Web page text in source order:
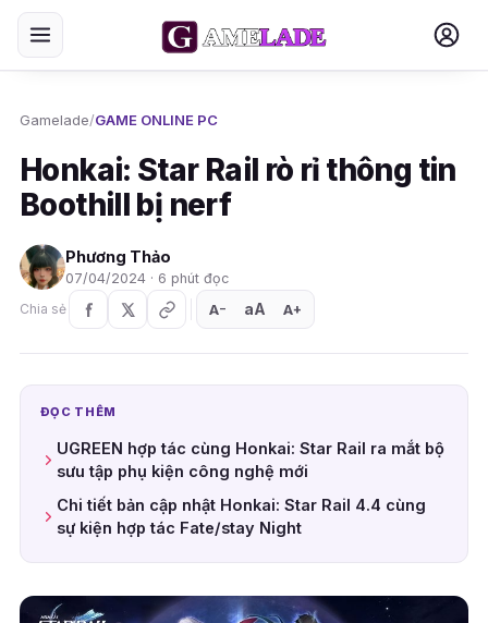
Gamelade/GAME ONLINE PC
Honkai: Star Rail rò rỉ thông tin
Boothill bị nerf
Phương Thảo
07/04/2024 · 6 phút đọc
Chia sẻ
A− aA A+
ĐỌC THÊM
UGREEN hợp tác cùng Honkai: Star Rail ra mắt bộ
sưu tập phụ kiện công nghệ mới
Chi tiết bản cập nhật Honkai: Star Rail 4.4 cùng
sự kiện hợp tác Fate/stay Night